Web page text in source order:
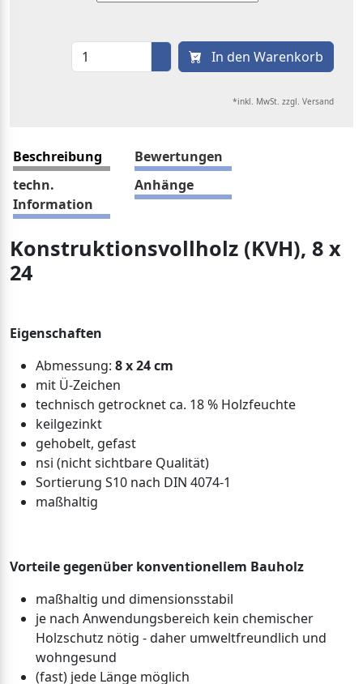
In den Warenkorb
*inkl. MwSt. zzgl. Versand
Beschreibung
Bewertungen
techn.
Information
Anhänge
Konstruktionsvollholz (KVH), 8 x
24
Eigenschaften
Abmessung: 8 x 24 cm
mit Ü-Zeichen
technisch getrocknet ca. 18 % Holzfeuchte
keilgezinkt
gehobelt, gefast
nsi (nicht sichtbare Qualität)
Sortierung S10 nach DIN 4074-1
maßhaltig
Vorteile gegenüber konventionellem Bauholz
maßhaltig und dimensionsstabil
je nach Anwendungsbereich kein chemischer
Holzschutz nötig - daher umweltfreundlich und
wohngesund
(fast) jede Länge möglich